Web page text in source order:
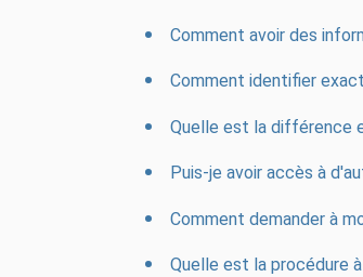
Comment avoir des
Comment identifier
Quelle est la différence
Puis-je avoir accès à
Comment demander à
Quelle est la procédure